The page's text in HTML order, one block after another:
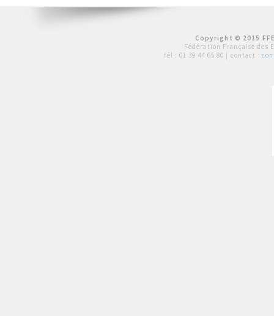
Copyright © 2015
Fédération Française des
tél : 01 39 44 65 80 | contact :